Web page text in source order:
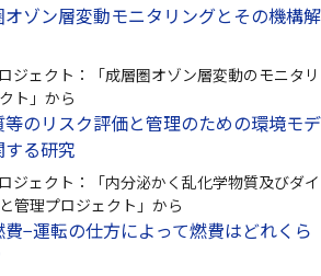
ゾン層変動モニタリングとその機構解
ジェクト：「成層圏オゾン層変動のモニタリ
ト」から
のリスク評価と管理のための環境モデ
る研究
ジェクト：「内分泌かく乱化学物質及びダイ
管理プロジェクト」から
−運転の仕方によって燃費はどれくら